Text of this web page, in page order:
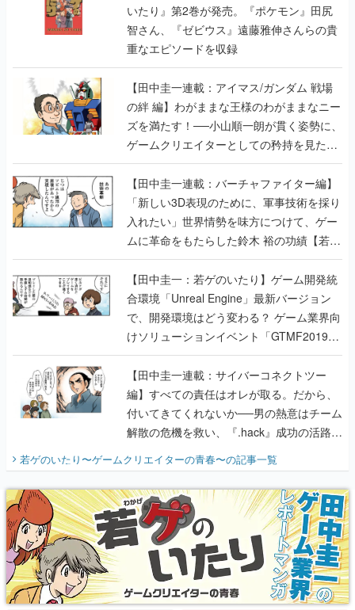
いたり』第2巻が発売。『ポケモン』田尻
智さん、『ゼビウス』遠藤雅伸さんらの貴
重なエピソードを収録
【田中圭一連載：アイマス/ガンダム 戦場
の絆 編】わがままな王様のわがままなニー
ズを満たす！──小山順一朗が貫く姿勢に、
ゲームクリエイターとしての矜持を見た
【若ゲのいたり最終回】
【田中圭一連載：バーチャファイター編】
「新しい3D表現のために、軍事技術を採り
入れたい」世界情勢を味方につけて、ゲー
ムに革命をもたらした鈴木 裕の功績【若ゲ
のいたり】
【田中圭一：若ゲのいたり】ゲーム開発統
合環境「Unreal Engine」最新バージョン
で、開発環境はどう変わる？ ゲーム業界向
けソリューションイベント「GTMF2019」
に行って、より理解を深めよう【PR】
【田中圭一連載：サイバーコネクトツー
編】すべての責任はオレが取る。だから、
付いてきてくれないか──男の熱意はチーム
解散の危機を救い、『.hack』成功の活路を
『少年ジャンプ』色だった【若ゲのいた
り】
若ゲのいたり〜ゲームクリエイターの青春〜の記事一覧